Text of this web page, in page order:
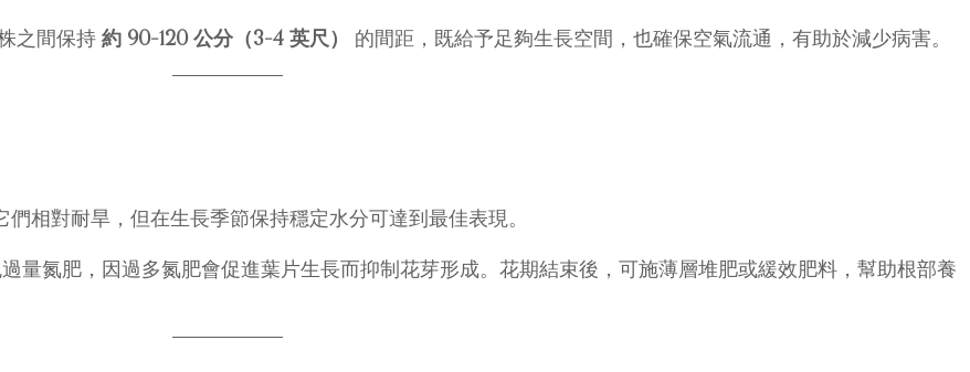
之間保持 約 90–120 公分（3–4 英尺） 的間距，既給予足夠生長空間，也確保空氣流通，有助於減少病害。
相對耐旱，但在生長季節保持穩定水分可達到最佳表現。
量氮肥，因過多氮肥會促進葉片生長而抑制花芽形成。花期結束後，可施薄層堆肥或緩效肥料，幫助根部養